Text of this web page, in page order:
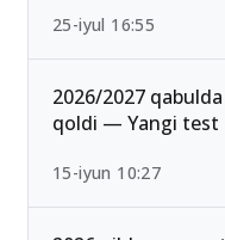
Ichki ishlar vazirligi
2026 rasman
25-iyul 16:55
2026/2027 qabulda
qoldi — Yangi test